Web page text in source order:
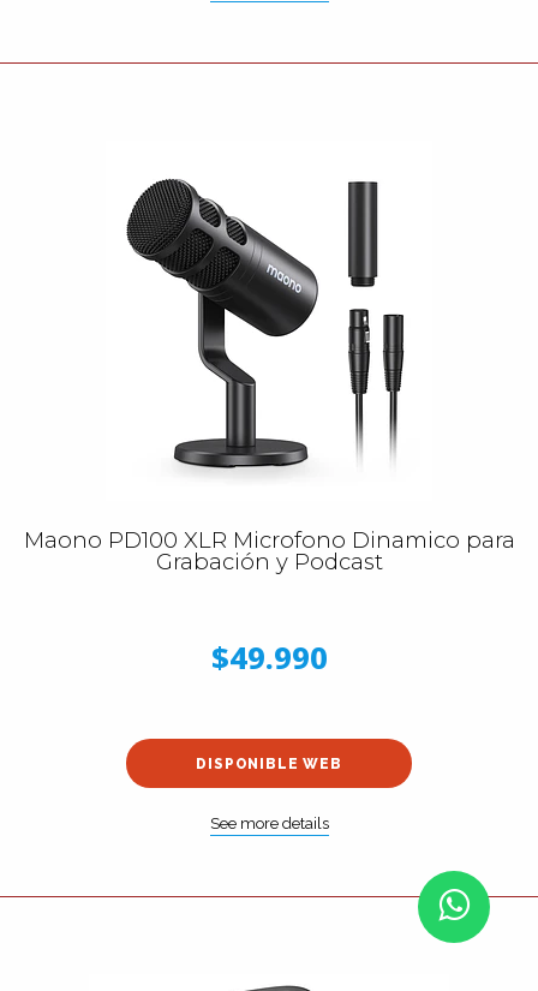
Maono PD100 XLR Microfono Dinamico para
Grabación y Podcast
$49.990
DISPONIBLE WEB
See more details